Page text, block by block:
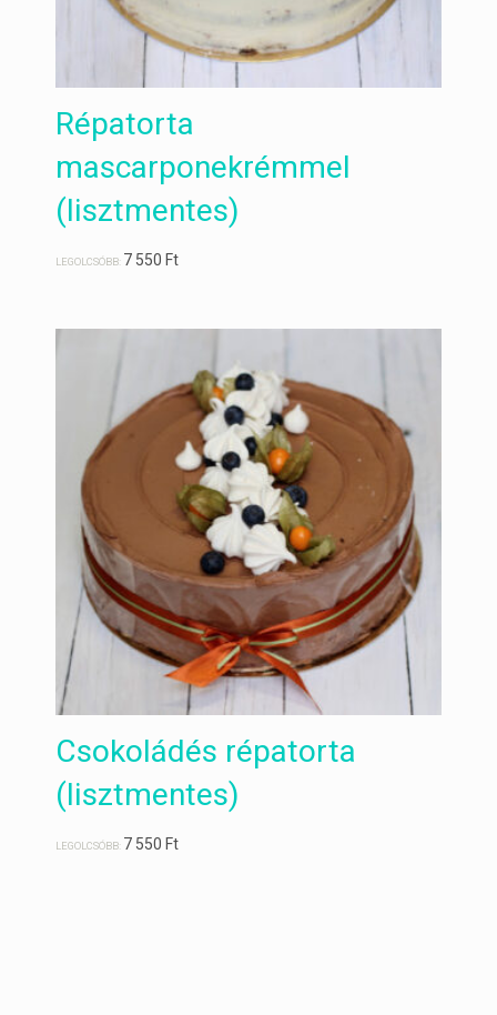
Répatorta
mascarponekrémmel
(lisztmentes)
LEGOLCSÓBB: 7 550Ft
Csokoládés répatorta
(lisztmentes)
LEGOLCSÓBB: 7 550Ft